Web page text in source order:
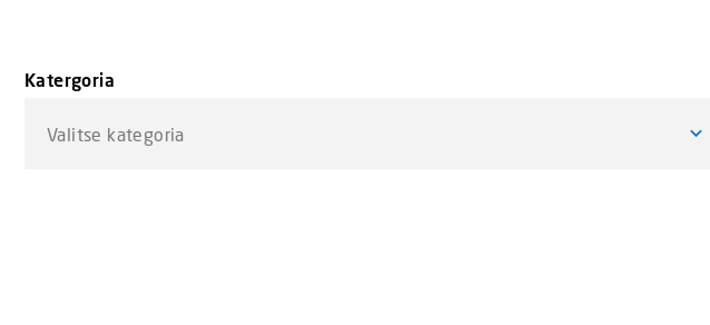
Katergoria
Valitse kategoria